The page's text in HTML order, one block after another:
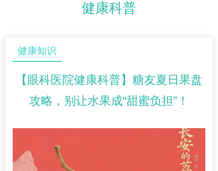
健康科普
健康知识
【眼科医院健康科普】糖友夏日果盘
攻略，别让水果成“甜蜜负担”！